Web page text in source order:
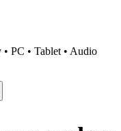
PC • Tablet • Audio